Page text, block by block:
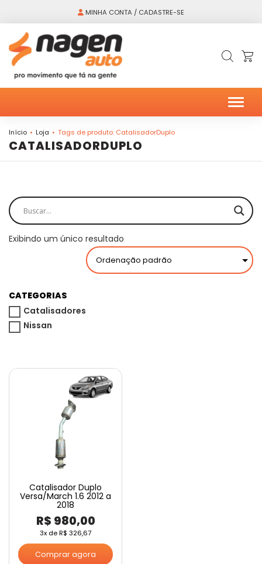
MINHA CONTA / CADASTRE-SE
Início Loja Tags de produto: CatalisadorDuplo
CATALISADORDUPLO
Exibindo um único resultado
CATEGORIAS
Catalisadores
Nissan
Catalisador Duplo
Versa/March 1.6 2012 a
2018
R$ 980,00
3x deR$ 326,67
Comprar agora